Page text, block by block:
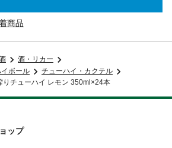
商品
酒・リカー
ボール
チューハイ・カクテル
りチューハイ レモン 350ml×24本
ップ